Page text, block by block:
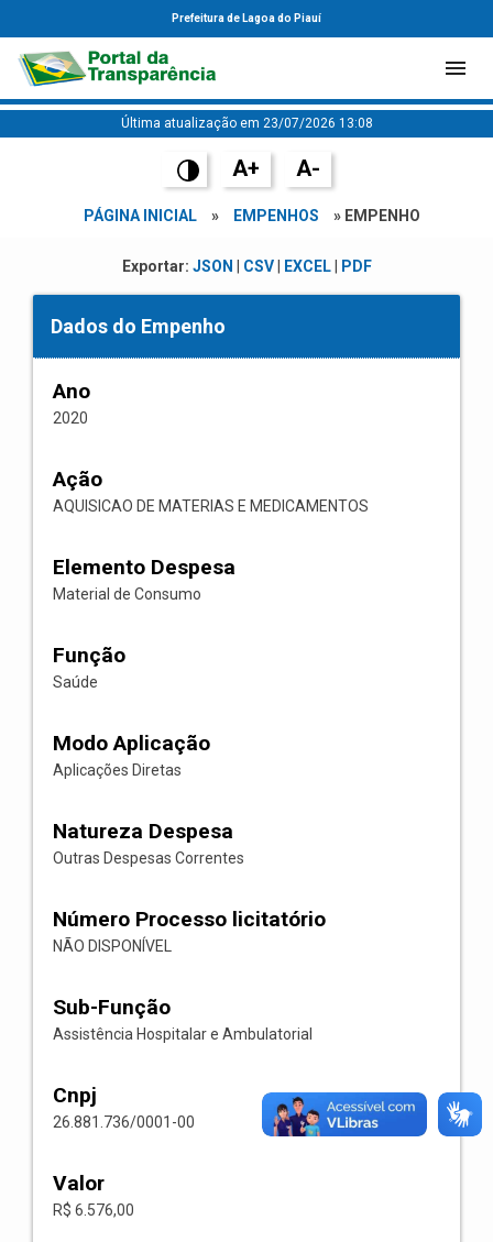
Prefeitura de Lagoa do Piauí
Última atualização em 23/07/2026 13:08
A+ A-
PÁGINA INICIAL » EMPENHOS » EMPENHO
Exportar: JSON CSV| EXCEL| PDF
Dados do Empenho
Ano
2020
Ação
AQUISICAO DE MATERIAS E MEDICAMENTOS
Elemento Despesa
Material de Consumo
Função
Saúde
Modo Aplicação
Aplicações Diretas
Natureza Despesa
Outras Despesas Correntes
Número Processo licitatório
NÃO DISPONÍVEL
Sub-Função
Assistência Hospitalar e Ambulatorial
Cnpj
26.881.736/0001-00
Valor
R$ 6.576,00